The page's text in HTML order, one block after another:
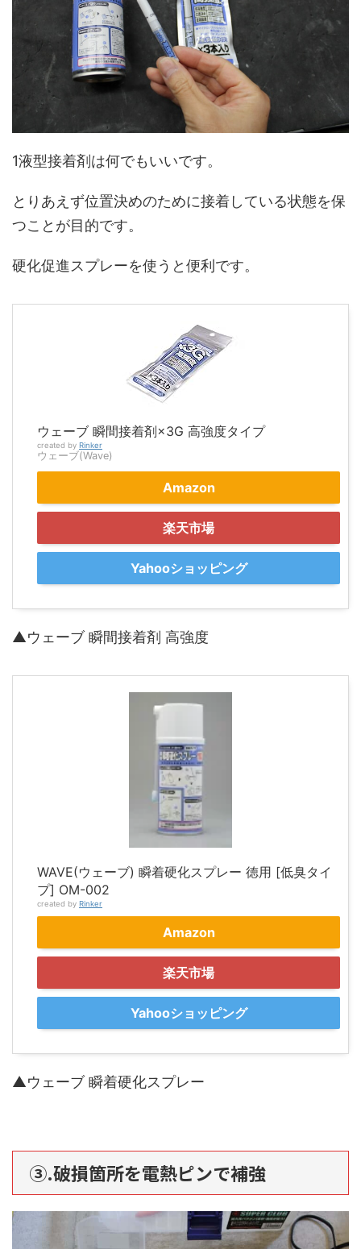
1液型接着剤は何でもいいです。
とりあえず位置決めのために接着している状態を保
つことが目的です。
硬化促進スプレーを使うと便利です。
ウェーブ 瞬間接着剤×3G 高強度タイプ
created by Rinker
ウェーブ(Wave)
Amazon
楽天市場
Yahooショッピング
▲ウェーブ 瞬間接着剤 高強度
WAVE(ウェーブ) 瞬着硬化スプレー 徳用 [低臭タイ
プ] OM-002
created by Rinker
Amazon
楽天市場
Yahooショッピング
▲ウェーブ 瞬着硬化スプレー
③.破損箇所を電熱ピンで補強